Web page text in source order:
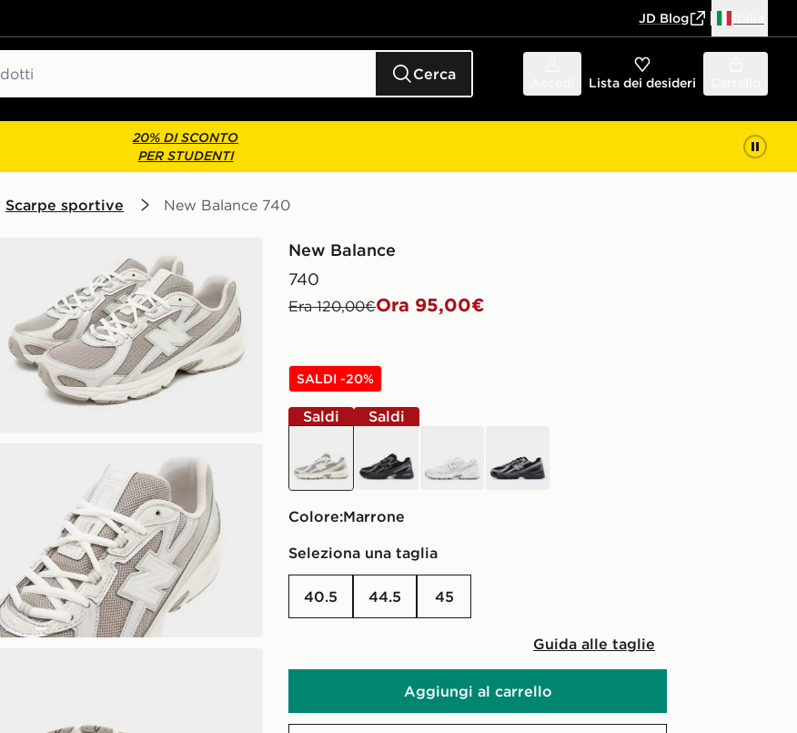
JD Blog
Cerca Lista dei desideri
20% DI SCONTO
PER STUDENTI
Scarpe sportive New Balance 740
New Balance
740
Era 120,00€Ora 95,00€
SALDI -20%
Saldi
Saldi
Colore:
marrone
Seleziona una taglia
40.5 44.5 45
Guida alle taglie
Aggiungi al carrello